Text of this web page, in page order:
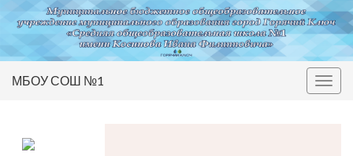
Вкл/
МБОУ СОШ №1